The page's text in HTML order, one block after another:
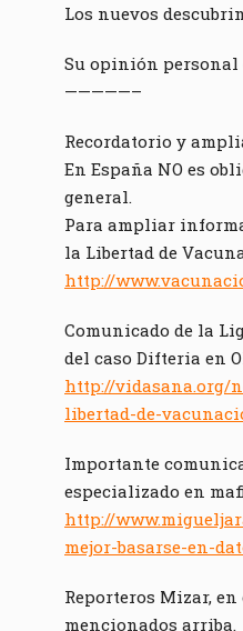
Los nuevos
Su opinión personal
—————–
Recordatorio y
En España NO es
general.
Para ampliar
la Libertad de
http://
Comunicado de la
del caso Difteria en
http://
libertad-de-
Importante
especializado en
http://
mejor-basarse-en-
Reporteros Mizar,
mencionados arriba.